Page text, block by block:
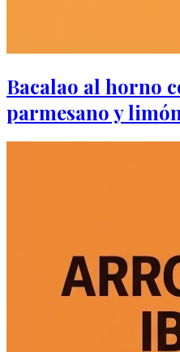
Bacalao al horno
parmesano y